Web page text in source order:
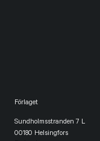
Förlaget
Sundholmsstranden 7 L
00180 Helsingfors